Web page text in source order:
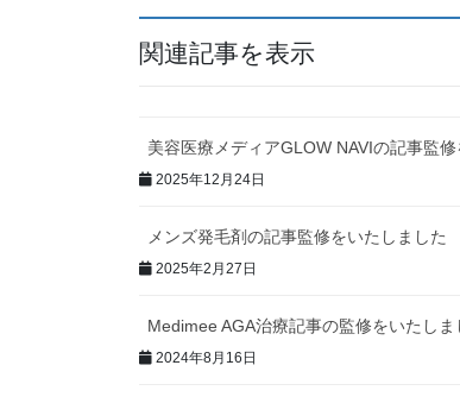
関連記事を表示
美容医療メディアGLOW NAVIの記事監
2025年12月24日
メンズ発毛剤の記事監修をいたしました
2025年2月27日
Medimee AGA治療記事の監修をいたしま
2024年8月16日